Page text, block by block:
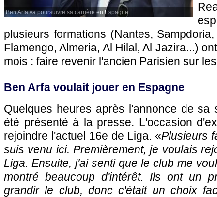
Ben Arfa va poursuivre sa carrière en Espagne
plusieurs formations (Nantes,
Flamengo, Almeria, Al Hilal, Al Jazira...)
mois : faire revenir l'ancien Parisien sur
Ben Arfa voulait jouer en Espagne
Quelques heures après l'annonce de sa
été présenté à la presse. L'occasion
rejoindre l'actuel 16e de Liga. «Plusieurs
suis venu ici. Premièrement, je voulais
Liga. Ensuite, j'ai senti que le club me
montré beaucoup d'intérêt. Ils ont un
grandir le club, donc c'était un choix